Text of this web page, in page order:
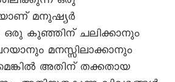
മനുഷ്യർ
ഒരു കുഞ്ഞിന് ചലിക്കാനും
മനസ്സിലാക്കാനും
അതിന് തക്കതായ